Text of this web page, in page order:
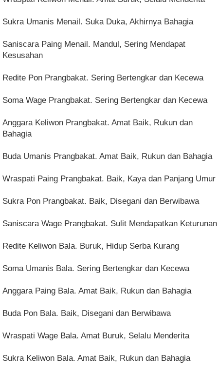
Sukra Umanis Menail. Suka Duka, Akhirnya Bahagia
Saniscara Paing Menail. Mandul, Sering Mendapat
Kesusahan
Redite Pon Prangbakat. Sering Bertengkar dan Kecewa
Soma Wage Prangbakat. Sering Bertengkar dan Kecewa
Anggara Keliwon Prangbakat. Amat Baik, Rukun dan
Bahagia
Buda Umanis Prangbakat. Amat Baik, Rukun dan Bahagia
Wraspati Paing Prangbakat. Baik, Kaya dan Panjang Umur
Sukra Pon Prangbakat. Baik, Disegani dan Berwibawa
Saniscara Wage Prangbakat. Sulit Mendapatkan Keturunan
Redite Keliwon Bala. Buruk, Hidup Serba Kurang
Soma Umanis Bala. Sering Bertengkar dan Kecewa
Anggara Paing Bala. Amat Baik, Rukun dan Bahagia
Buda Pon Bala. Baik, Disegani dan Berwibawa
Wraspati Wage Bala. Amat Buruk, Selalu Menderita
Sukra Keliwon Bala. Amat Baik, Rukun dan Bahagia